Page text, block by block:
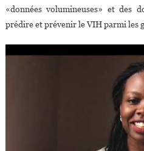
«données volumineuses» et des
prédire et prévenir le VIH parmi les